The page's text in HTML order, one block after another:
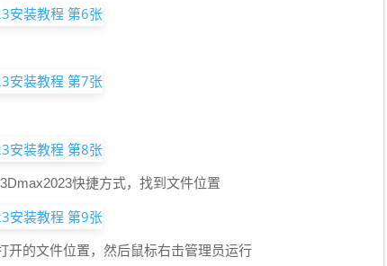
快捷方式，找到文件位置
开的文件位置，然后鼠标右击管理员运行